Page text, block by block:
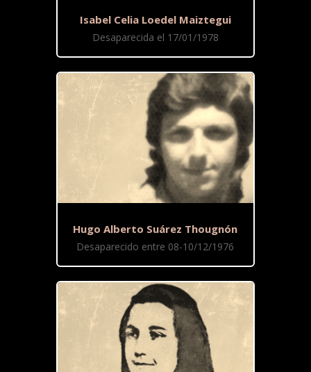
Isabel Celia Loedel Maiztegui
Desaparecida el 17/01/1978
Hugo Alberto Suárez Thougnón
Desaparecido entre 08-10/12/1976